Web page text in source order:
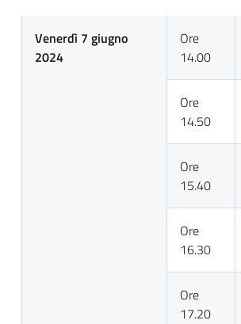
Venerdì 7 giugno
2024
Ore
14.00
Ore
14.50
Ore
15.40
Ore
16.30
Ore
17.20